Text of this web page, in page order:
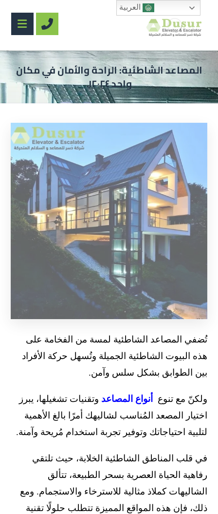
المصاعد الشاطئية: الراحة والأمان في مكان
واحد ٢٠٢٤!.
تُضفي المصاعد الشاطئية لمسة من الفخامة على
هذه البيوت الشاطئية الجميلة وتُسهل حركة الأفراد
بين الطوابق بشكل سلس وآمن.
ولكنّ مع تنوع أنواع المصاعد وتقنيات تشغيلها، يبرز
اختيار المصعد المُناسب لشاليهك أمرًا بالغ الأهمية
لتلبية احتياجاتك وتوفير تجربة استخدام مُريحة وآمنة.
في قلب المناطق الشاطئية الخلابة، حيث تلتقي
رفاهية الحياة العصرية بسحر الطبيعة، تتألق
الشاليهات كملاذ مثالية للاسترخاء والاستجمام. ومع
ذلك، فإن هذه المواقع المميزة تتطلب حلولًا تقنية
العربية